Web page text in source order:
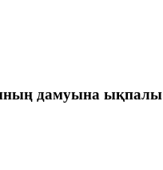
дамуына ықпалы